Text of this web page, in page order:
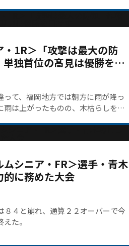
１１番ホールは４メートル、１３
８番ホール８０センチ、２番ホール
ール２メートル、６番ホール８０
切れがバーディーの大量生産の最
・1R＞「攻撃は最大の防
独首位の髙見は優勝を目
て、福岡地方では朝方に雨が降っ
雨は上がったものの、木枯らしを思
ムシニア・FR＞選手・青木
的に務めた大会
８４と崩れ、通算２２オーバーで今
た。